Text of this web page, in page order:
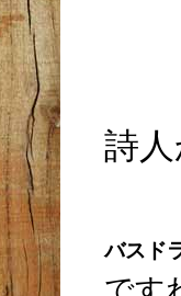
詩人
バスド
です